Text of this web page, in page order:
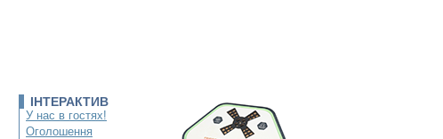
ІНТЕРАКТИВ
У нас в гостях!
Оголошення